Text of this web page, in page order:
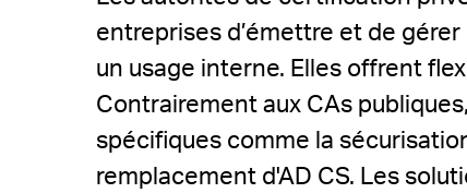
entreprises d’émettre et de
un usage interne. Elles offrent
Contrairement aux CAs
spécifiques comme la
remplacement d'AD CS. Les